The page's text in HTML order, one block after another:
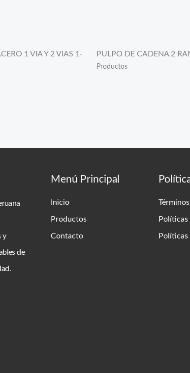
1 VIA Y 2 VIAS 1-
PULPO DE CADENA 2
Productos
y
de
Menú Principal
Inicio
Productos
Contacto
Políticas
Políticas